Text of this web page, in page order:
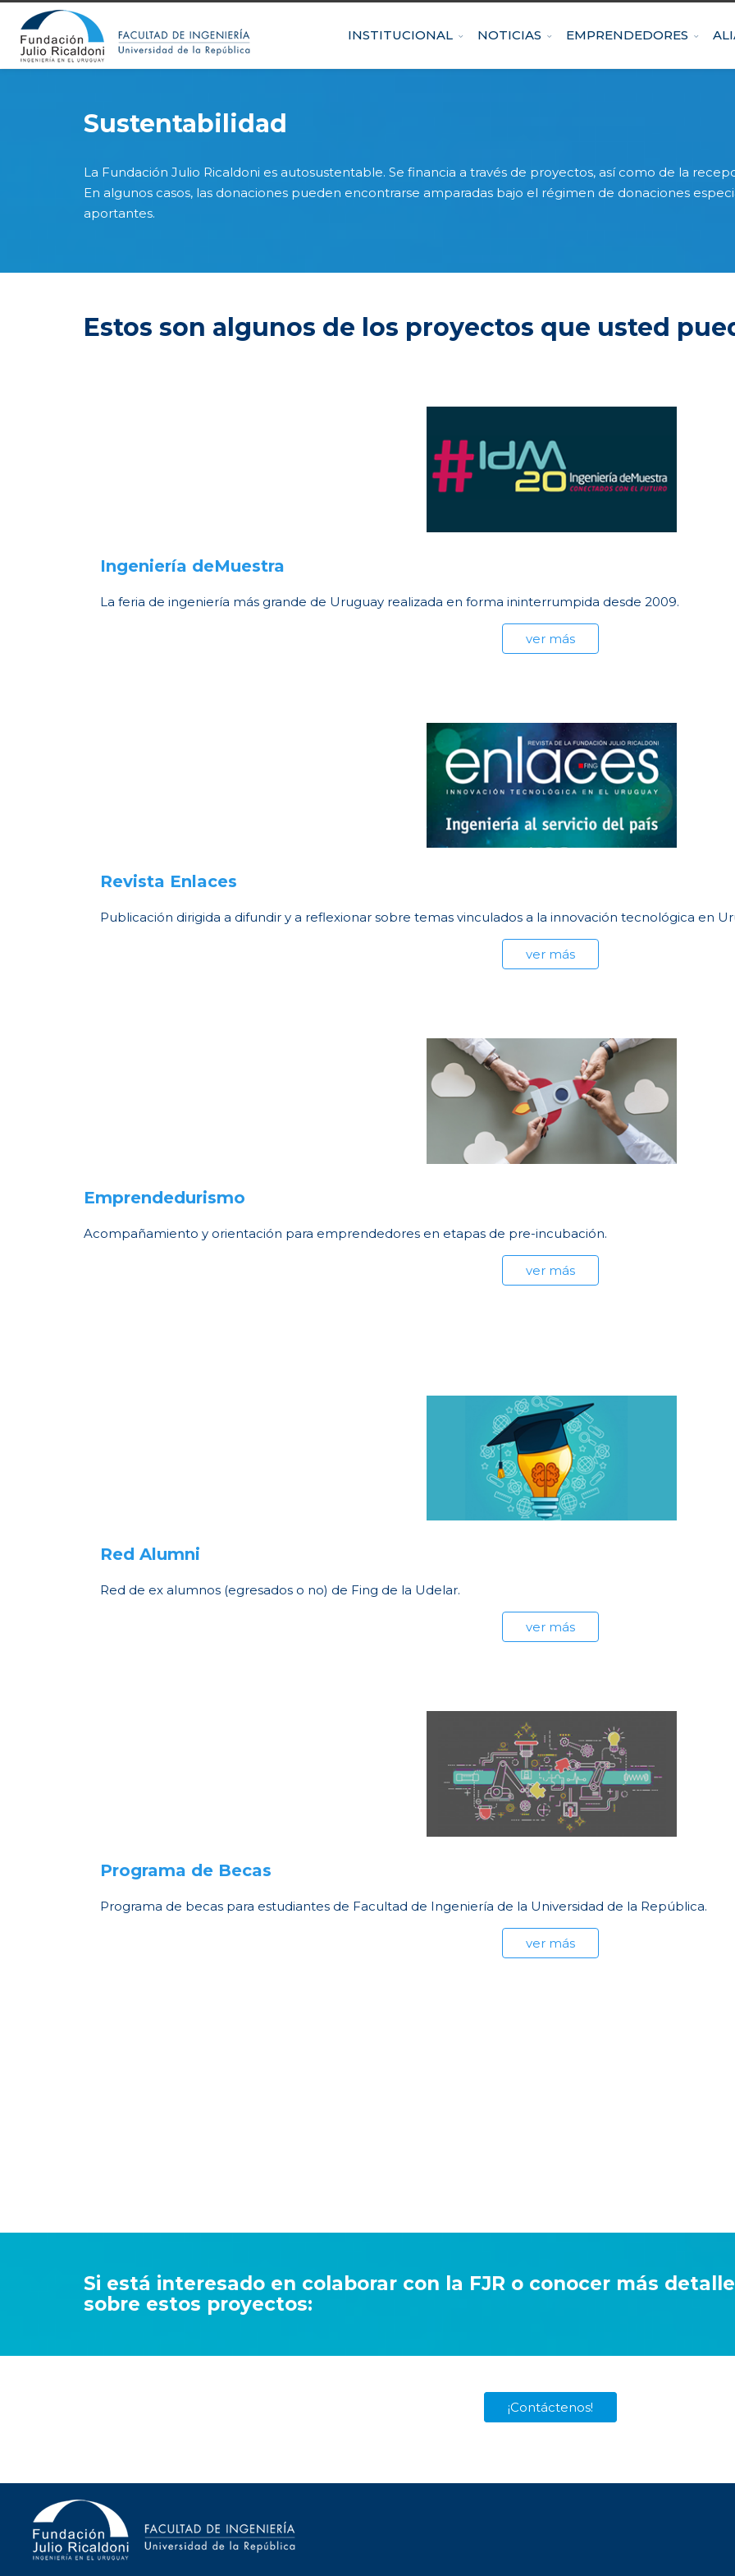
INSTITUCIONAL NOTICIAS EMPRENDEDORES
Sustentabilidad
La Fundación Julio Ricaldoni es autosustentable. Se financia a través de proyectos, así como de la
En algunos casos, las donaciones pueden encontrarse amparadas bajo el régimen de donaciones
aportantes.
Estos son algunos de los proyectos que usted
Ingeniería deMuestra
La feria de ingeniería más grande de Uruguay realizada en forma ininterrumpida desde 2009.
ver más
Revista Enlaces
Publicación dirigida a difundir y a reflexionar sobre temas vinculados a la innovación tecnológica en
ver más
Emprendedurismo
Acompañamiento y orientación para emprendedores en etapas de pre-incubación.
ver más
Red Alumni
Red de ex alumnos (egresados o no) de Fing de la Udelar.
ver más
Programa de Becas
Programa de becas para estudiantes de Facultad de Ingeniería de la Universidad de la República.
ver más
Si está interesado en colaborar con la FJR o conocer más
sobre estos proyectos:
¡Contáctenos!